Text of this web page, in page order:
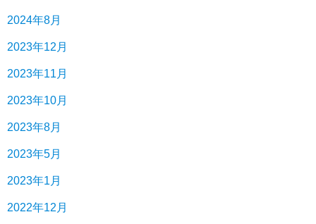
2024年8月
2023年12月
2023年11月
2023年10月
2023年8月
2023年5月
2023年1月
2022年12月